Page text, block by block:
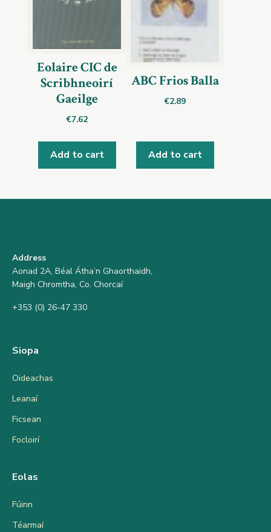
Eolaire CIC de
Scribhneoirí
Gaeilge
€7.62
Add to cart
ABC Frios Balla
€2.89
Add to cart
Address
Aonad 2A, Béal Átha’n Ghaorthaidh,
Maigh Chromtha, Co. Chorcaí
+353 (0) 26-47 330
Siopa
Oideachas
Leanaí
Ficsean
Focloirí
Eolas
Fúinn
Téarmaí